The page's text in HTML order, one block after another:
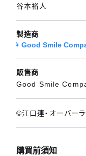
谷本裕人
製造商
Good Smile
販售商
Good Smile
©江口連・オーバー
購買前須知